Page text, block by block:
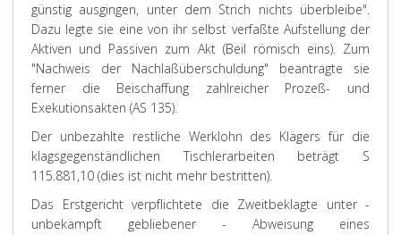
günstig ausgingen, unter dem Strich nichts überbleibe".
Dazu legte sie eine von ihr selbst verfaßte Aufstellung der
Aktiven und Passiven zum Akt (Beil römisch eins). Zum
"Nachweis der Nachlaßüberschuldung" beantragte sie
ferner die Beischaffung zahlreicher Prozeß- und
Exekutionsakten (AS 135).
Der unbezahlte restliche Werklohn des Klägers für die
klagsgegenständlichen Tischlerarbeiten beträgt S
115.881,10 (dies ist nicht mehr bestritten).
Das Erstgericht verpflichtete die Zweitbeklagte unter -
unbekämpft gebliebener - Abweisung eines